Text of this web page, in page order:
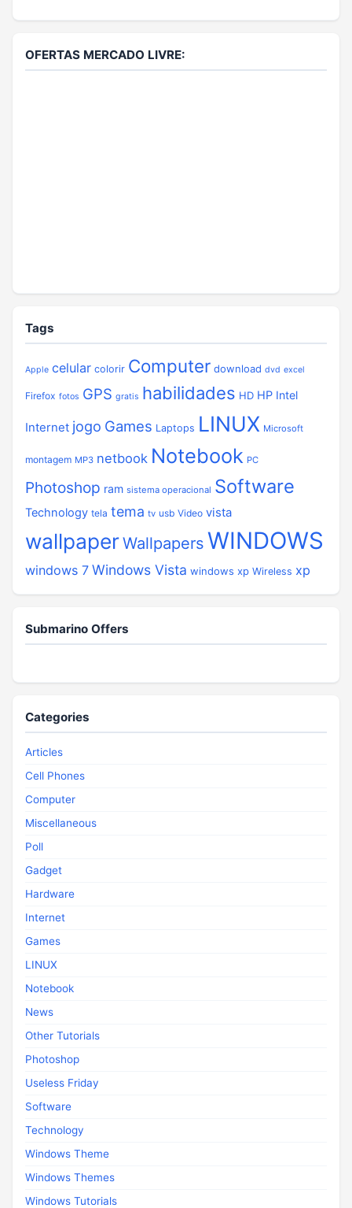
OFERTAS MERCADO LIVRE:
Tags
Apple celular colorir Computer download dvd excel
Firefox fotos GPS gratis habilidades HD HP Intel
Internet jogo Games Laptops LINUX Microsoft
montagem MP3 netbook Notebook PC
Photoshop ram sistema operacional Software
Technology tela tema tv usb Video vista
wallpaperWallpapers WINDOWS
windows 7 Windows Vista windows xp Wireless xp
Submarino Offers
Categories
Articles
Cell Phones
Computer
Miscellaneous
Poll
Gadget
Hardware
Internet
Games
LINUX
Notebook
News
Other Tutorials
Photoshop
Useless Friday
Software
Technology
Windows Theme
Windows Themes
Windows Tutorials